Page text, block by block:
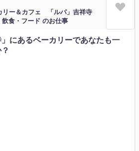
リー＆カフェ 「ルパ」吉祥寺
食・フード のお仕事
にあるベーカリーであなたも一